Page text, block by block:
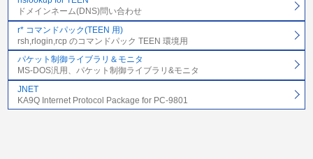
ドメインネーム(DNS)問い合わせ
r* コマンドパック(TEEN 用)
rsh,rlogin,rcp のコマンドパック TEEN 環境用
パケット制御ライブラリ＆モニタ
MS-DOS汎用、パケット制御ライブラリ&モニタ
JNET
KA9Q Internet Protocol Package for PC-9801